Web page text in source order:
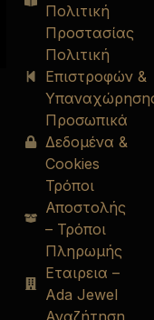
Πολιτική
Προστασίας
Πολιτική
Επιστροφών &
Προσωπικά
Δεδομένα &
Cookies
Τρόποι
Αποστολής
– Τρόποι
Πληρωμής
Εταιρεια –
Ada Jewel